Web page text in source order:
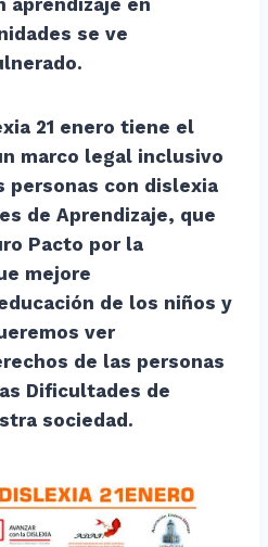
se ve
21 enero tiene el
marco legal inclusivo
personas con dislexia
de Aprendizaje, que
Pacto por la
mejore
de los niños y
ver
de las personas
Dificultades de
sociedad.